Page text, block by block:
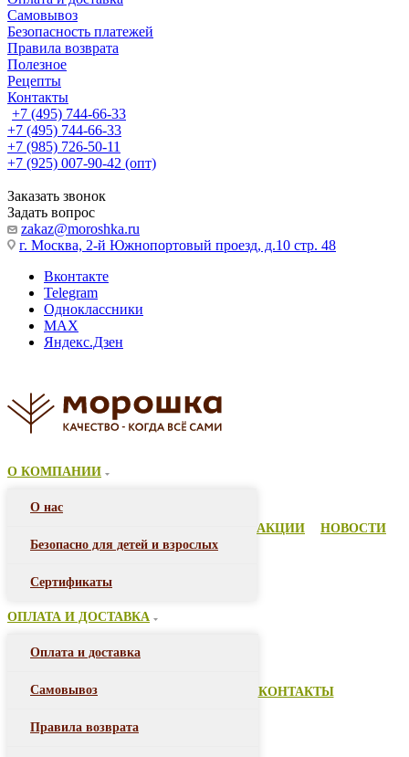
Самовывоз
Безопасность платежей
Правила возврата
Полезное
Рецепты
Контакты
+7 (495) 744-66-33
+7 (495) 744-66-33
+7 (985) 726-50-11
+7 (925) 007-90-42 (опт)
Заказать звонок
Задать вопрос
zakaz@moroshka.ru
г. Москва, 2-й Южнопортовый проезд, д.10 стр. 48
Вконтакте
Telegram
Одноклассники
MAX
Яндекс.Дзен
О КОМПАНИИ
О нас
Безопасно для детей и взрослых
Сертификаты
АКЦИИ НОВОСТИ
ОПЛАТА И ДОСТАВКА
Оплата и доставка
Самовывоз
Правила возврата
КОНТАКТЫ